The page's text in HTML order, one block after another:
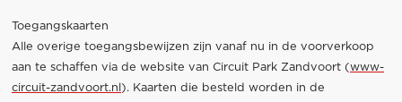
Toegangskaarten
Alle overige toegangsbewijzen zijn vanaf nu in de voorverkoop
aan te schaffen via de website van Circuit Park Zandvoort (www-
circuit-zandvoort.nl ). Kaarten die besteld worden in de